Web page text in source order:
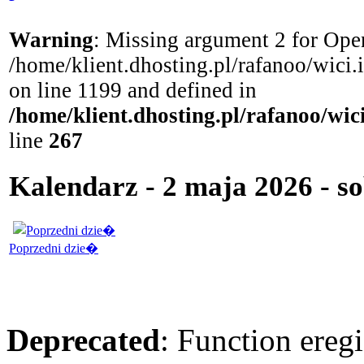
Warning: Missing argument 2 for
/home/klient.dhosting.pl/rafanoo/
on line 1199 and defined in
/home/klient.dhosting.pl/rafanoo/
line 267
Kalendarz - 2 maja 2026 -
Poprzedni dzie�
Deprecated: Function